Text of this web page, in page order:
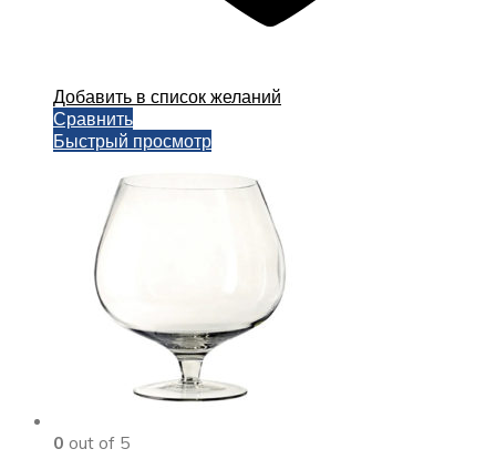
Добавить в список желаний
Сравнить
Быстрый просмотр
0 out of 5